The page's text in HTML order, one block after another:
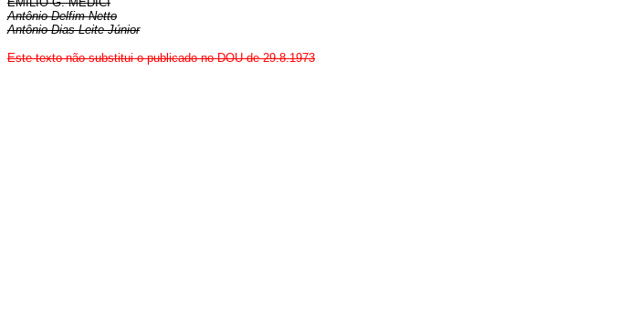
Antônio Delfim Netto
Antônio Dias Leite Júnior
Este texto não substitui o publicado no DOU de 29.8.1973